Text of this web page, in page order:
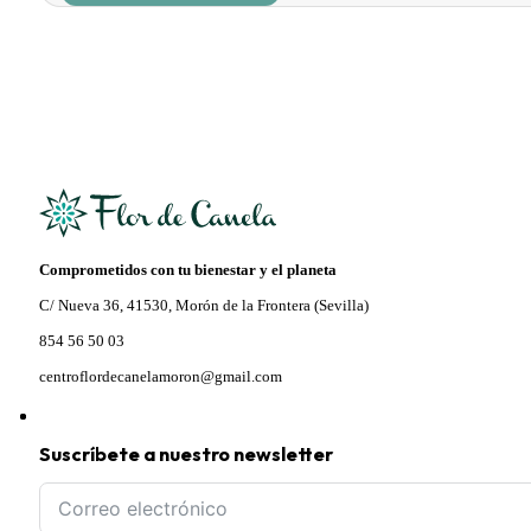
Comprometidos con tu bienestar y el planeta
C/ Nueva 36, 41530, Morón de la Frontera (Sevilla)
854 56 50 03
centroflordecanelamoron@gmail.com
Suscríbete a nuestro newsletter